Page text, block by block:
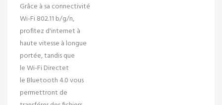
Grâce à sa connectivité
Wi-Fi 802.11 b/g/n,
profitez d'internet à
haute vitesse à longue
portée, tandis que
leWi-Fi Directet
le Bluetooth 4.0vous
permettront de